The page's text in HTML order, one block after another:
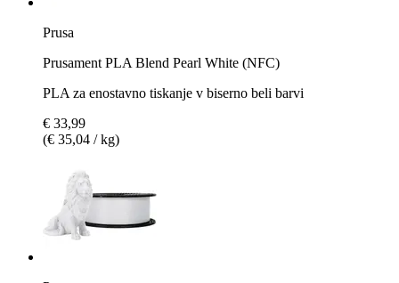
Prusa
Prusament PLA Blend Pearl White (NFC)
PLA za enostavno tiskanje v biserno beli barvi
€ 33,99
(€ 35,04 / kg)